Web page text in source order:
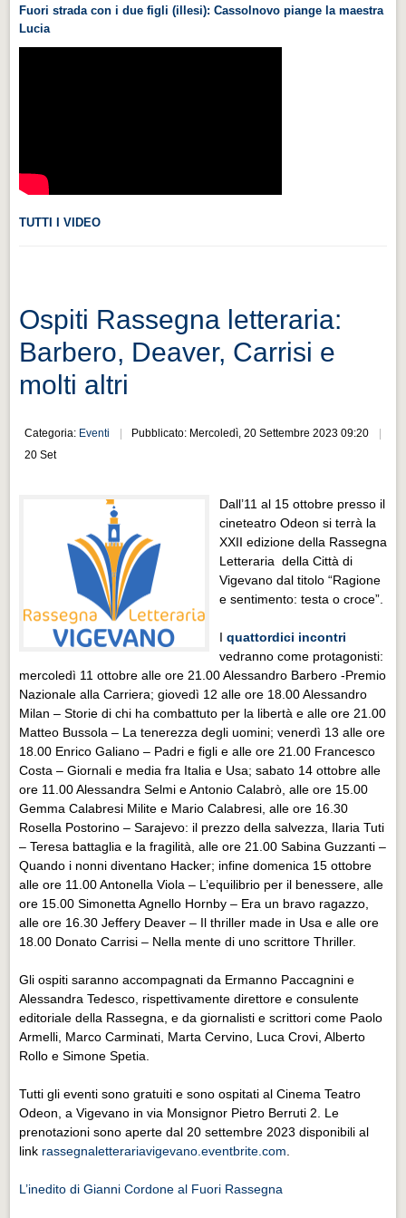
Videonews
Videonews
CHI SIAMO
CITTÀ
Musica e teatro
Musica e teatro
Distretto industriale
Muoversi a Vigevano
Cultura e turismo 4.0
Cultura e turismo 4.0
PROGETTI
PROGETTI
Progetti Aperti
Progetti Realizzati
Progetti Realizzati
EVENTI
EVENTI
Eventi Vigevano
Eventi Vigevano
Eventi Pavia
Eventi Pavia
Fuori strada con i due figli (illesi): Cassolnovo piange la maestra
Lucia
TUTTI I VIDEO
Ospiti Rassegna letteraria:
Barbero, Deaver, Carrisi e
molti altri
Categoria: Eventi
Pubblicato: Mercoledì, 20 Settembre 2023 09:20
20 Set
Dall’11 al 15 ottobre presso il
cineteatro Odeon si terrà la
XXII edizione della Rassegna
Letteraria della Città di
Vigevano dal titolo “Ragione
e sentimento: testa o croce”.
I quattordici incontri
vedranno come protagonisti:
mercoledì 11 ottobre alle ore 21.00 Alessandro Barbero -Premio
Nazionale alla Carriera; giovedì 12 alle ore 18.00 Alessandro
Milan – Storie di chi ha combattuto per la libertà e alle ore 21.00
Matteo Bussola – La tenerezza degli uomini; venerdì 13 alle ore
18.00 Enrico Galiano – Padri e figli e alle ore 21.00 Francesco
Costa – Giornali e media fra Italia e Usa; sabato 14 ottobre alle
ore 11.00 Alessandra Selmi e Antonio Calabrò, alle ore 15.00
Gemma Calabresi Milite e Mario Calabresi, alle ore 16.30
Rosella Postorino – Sarajevo: il prezzo della salvezza, Ilaria Tuti
– Teresa battaglia e la fragilità, alle ore 21.00 Sabina Guzzanti –
Quando i nonni diventano Hacker; infine domenica 15 ottobre
alle ore 11.00 Antonella Viola – L’equilibrio per il benessere, alle
ore 15.00 Simonetta Agnello Hornby – Era un bravo ragazzo,
alle ore 16.30 Jeffery Deaver – Il thriller made in Usa e alle ore
18.00 Donato Carrisi – Nella mente di uno scrittore Thriller.
Gli ospiti saranno accompagnati da Ermanno Paccagnini e
Alessandra Tedesco, rispettivamente direttore e consulente
editoriale della Rassegna, e da giornalisti e scrittori come Paolo
Armelli, Marco Carminati, Marta Cervino, Luca Crovi, Alberto
Rollo e Simone Spetia.
Tutti gli eventi sono gratuiti e sono ospitati al Cinema Teatro
Odeon, a Vigevano in via Monsignor Pietro Berruti 2. Le
prenotazioni sono aperte dal 20 settembre 2023 disponibili al
link rassegnaletterariavigevano.eventbrite.com
L’inedito di Gianni Cordone al Fuori Rassegna